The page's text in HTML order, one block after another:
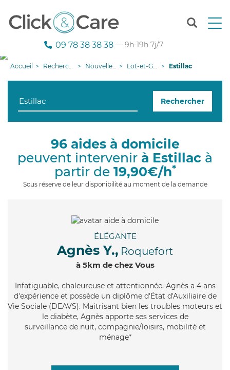
T
n
g
09 78 38 38 38 — 9h-19h 7j/7
Accueil Recherche aide à domicile Nouvelle-Aquitaine Lot-et-Garonne Estillac
Rechercher
96 aides à domicile
peuvent intervenir à Estillac à
partir de 19,90€/h*
Sous réserve de leur disponibilité au moment de la demande
ÉLÉGANTE
Agnès Y., Roquefort
à 5km de chez Vous
Infatiguable, chaleureuse et attentionnée, Agnès a 4 ans
d'expérience et possède un diplôme d'État d'Auxiliaire de
Vie Sociale (DEAVS). Maitrisant bien les troubles moteurs et
le diabète, Agnès apporte ses services de
surveillance de nuit, compagnie/loisirs, mobilité et
ménage*